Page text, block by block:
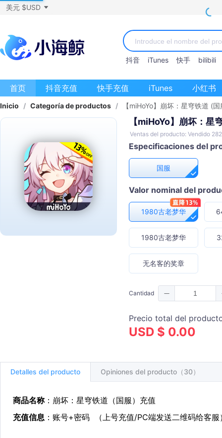
美元 $USD
抖音 iTunes 快手 bilibili
首页 抖音充值 快手充值 iTunes 小红书
Inicio / Categoría de productos / 【miHoYo】崩坏：星穹铁道 (
【miHoYo】崩坏：星
Ventas del producto: Vendido
Especificaciones del
国服
Valor nominal del
1980古老梦华
1980古老梦华
无名客的奖章
Cantidad
Precio total del
USD $ 0.00
Detalles del producto Opiniones del producto（30）
商品名称：崩坏：星穹铁道（国服）充值
充值信息 ：账号+密码 （上号充值/PC端发送二维码给客服